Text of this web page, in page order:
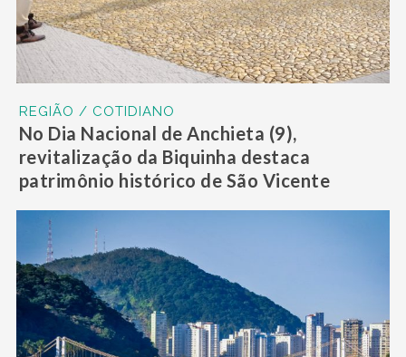
REGIÃO / COTIDIANO
No Dia Nacional de Anchieta (9),
revitalização da Biquinha destaca
patrimônio histórico de São Vicente